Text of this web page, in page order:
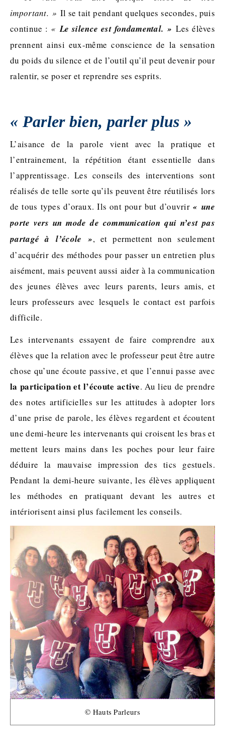
important. » Il se tait pendant quelques secondes, puis
continue : «Le silence est fondamental. » Les élèves
prennent ainsi eux-même conscience de la sensation
du poids du silence et de l’outil qu’il peut devenir pour
ralentir, se poser et reprendre ses esprits.
« Parler bien, parler plus »
L’aisance de la parole vient avec la pratique et
l’entrainement, la répétition étant essentielle dans
l’apprentissage. Les conseils des interventions sont
réalisés de telle sorte qu’ils peuvent être réutilisés lors
de tous types d’oraux. Ils ont pour but d’ouvrir « une
porte vers un mode de communication qui n’est pas
partagé à l’école », et permettent non seulement
d’acquérir des méthodes pour passer un entretien plus
aisément, mais peuvent aussi aider à la communication
des jeunes élèves avec leurs parents, leurs amis, et
leurs professeurs avec lesquels le contact est parfois
difficile.
Les intervenants essayent de faire comprendre aux
élèves que la relation avec le professeur peut être autre
chose qu’une écoute passive, et que l’ennui passe avec
la participation et l’écoute active. Au lieu de prendre
des notes artificielles sur les attitudes à adopter lors
d’une prise de parole, les élèves regardent et écoutent
une demi-heure les intervenants qui croisent les bras et
mettent leurs mains dans les poches pour leur faire
déduire la mauvaise impression des tics gestuels.
Pendant la demi-heure suivante, les élèves appliquent
les méthodes en pratiquant devant les autres et
intériorisent ainsi plus facilement les conseils.
© Hauts Parleurs